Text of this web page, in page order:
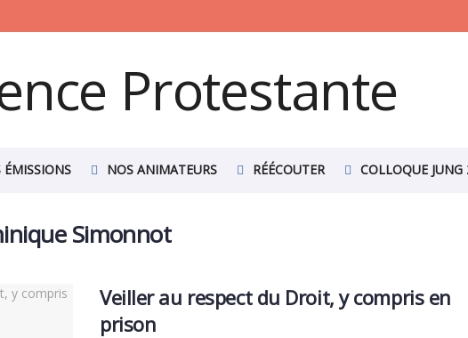
ÉMISSIONS NOS ANIMATEURS RÉÉCOUTER COLLOQUE JUNG
Simonnot
Veiller au respect du Droit, y compris en
prison